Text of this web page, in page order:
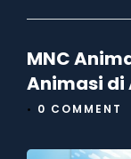
MNC
Animasi di
• 0 COMMENT